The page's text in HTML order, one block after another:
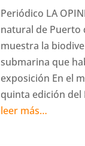
Periódico LA
natural de Puerto
muestra la
submarina que
exposición En el
quinta edición del
leer más…